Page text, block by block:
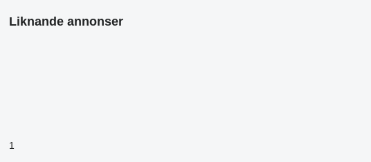
Liknande annonser
1